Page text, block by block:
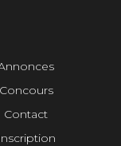
Concours
Contact